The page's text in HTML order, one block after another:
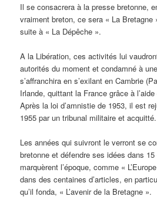
Il se consacrera à la presse bretonne,
vraiment breton, ce sera « La Bretagne
suite à « La Dépêche ».
A la Libération, ces activités lui
autorités du moment et condamné à
s’affranchira en s’exilant en Cambrie
Irlande, quittant la France grâce à
Après la loi d’amnistie de 1953, il est
1955 par un tribunal militaire et acquitté.
Les années qui suivront le verront se
bretonne et défendre ses idées dans
marquèrent l’époque, comme «
dans des centaines d’articles, en
qu’il fonda, « L’avenir de la Bretagne ».